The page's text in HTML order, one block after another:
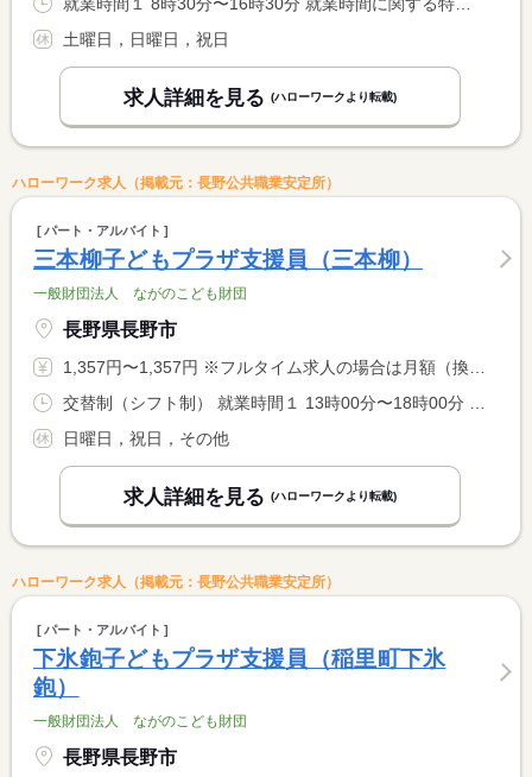
土曜日，日曜日，祝日
求人詳細を見る (ハローワークより転載)
ハローワーク求人（掲載元：長野公共職業安定所）
パート・アルバイト
三本柳子どもプラザ支援員（三本柳）
一般財団法人 ながのこども財団
長野県長野市
1,357円〜1,357円 ※フルタイム求人の場合は月額（換算額）、パート求人の場合は時間額を表示しています。
日曜日，祝日，その他
求人詳細を見る (ハローワークより転載)
ハローワーク求人（掲載元：長野公共職業安定所）
パート・アルバイト
下氷鉋子どもプラザ支援員（稲里町下氷
鉋）
一般財団法人 ながのこども財団
長野県長野市